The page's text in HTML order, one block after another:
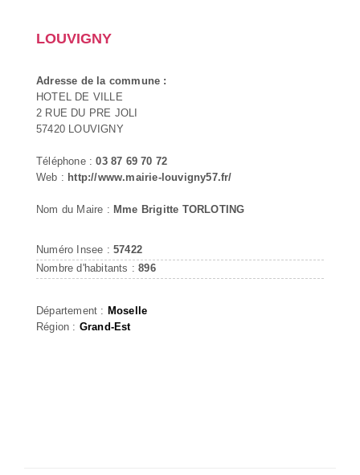
LOUVIGNY
Adresse de la commune :
HOTEL DE VILLE
2 RUE DU PRE JOLI
57420 LOUVIGNY
Téléphone :03 87 69 70 72
Web : http://www.mairie-louvigny57.fr/
Nom du Maire : Mme Brigitte TORLOTING
Numéro Insee : 57422
Nombre d'habitants :896
Département : Moselle
Région : Grand-Est